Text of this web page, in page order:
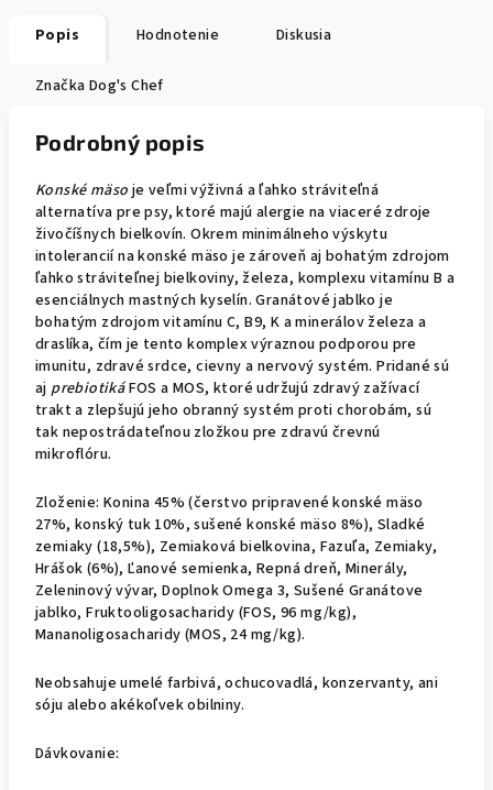
Popis Hodnotenie Diskusia
Značka Dog's Chef
Podrobný popis
Konské mäsoje veľmi výživná a ľahko stráviteľná
alternatíva pre psy, ktoré majú alergie na viaceré zdroje
živočíšnych bielkovín. Okrem minimálneho výskytu
intolerancií na konské mäso je zároveň aj bohatým zdrojom
ľahko stráviteľnej bielkoviny, železa, komplexu vitamínu B a
esenciálnych mastných kyselín. Granátové jablko je
bohatým zdrojom vitamínu C, B9, K a minerálov železa a
draslíka, čím je tento komplex výraznou podporou pre
imunitu, zdravé srdce, cievny a nervový systém. Pridané sú
ajprebiotikáFOS a MOS, ktoré udržujú zdravý zažívací
trakt a zlepšujú jeho obranný systém proti chorobám, sú
tak nepostrádateľnou zložkou pre zdravú črevnú
mikroflóru.
Zloženie:Konina 45% (čerstvo pripravené konské mäso
27%, konský tuk 10%, sušené konské mäso 8%), Sladké
zemiaky (18,5%), Zemiaková bielkovina, Fazuľa, Zemiaky,
Hrášok (6%), Ľanové semienka, Repná dreň, Minerály,
Zeleninový vývar, Doplnok Omega 3, Sušené Granátove
jablko, Fruktooligosacharidy (FOS, 96 mg/kg),
Mananoligosacharidy (MOS, 24 mg/kg).
Neobsahuje umelé farbivá, ochucovadlá, konzervanty, ani
sóju alebo akékoľvek obilniny.
Dávkovanie: